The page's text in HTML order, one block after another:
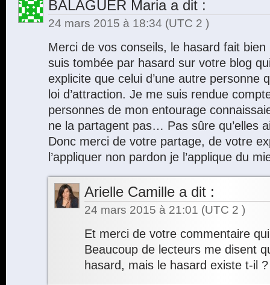
BALAGUER Mariaa dit :
24 mars 2015 à 18:34 (UTC 2 )
Merci de vos conseils, le hasard fait
suis tombée par hasard sur votre blog
explicite que celui d’une autre personne
loi d’attraction. Je me suis rendue
personnes de mon entourage
ne la partagent pas… Pas sûre qu’elles
Donc merci de votre partage, de votre
l’appliquer non pardon je l’applique du
Arielle Camille a dit :
24 mars 2015 à 21:01 (UTC 2 )
Et merci de votre commentaire
Beaucoup de lecteurs me disent
hasard, mais le hasard existe t-il